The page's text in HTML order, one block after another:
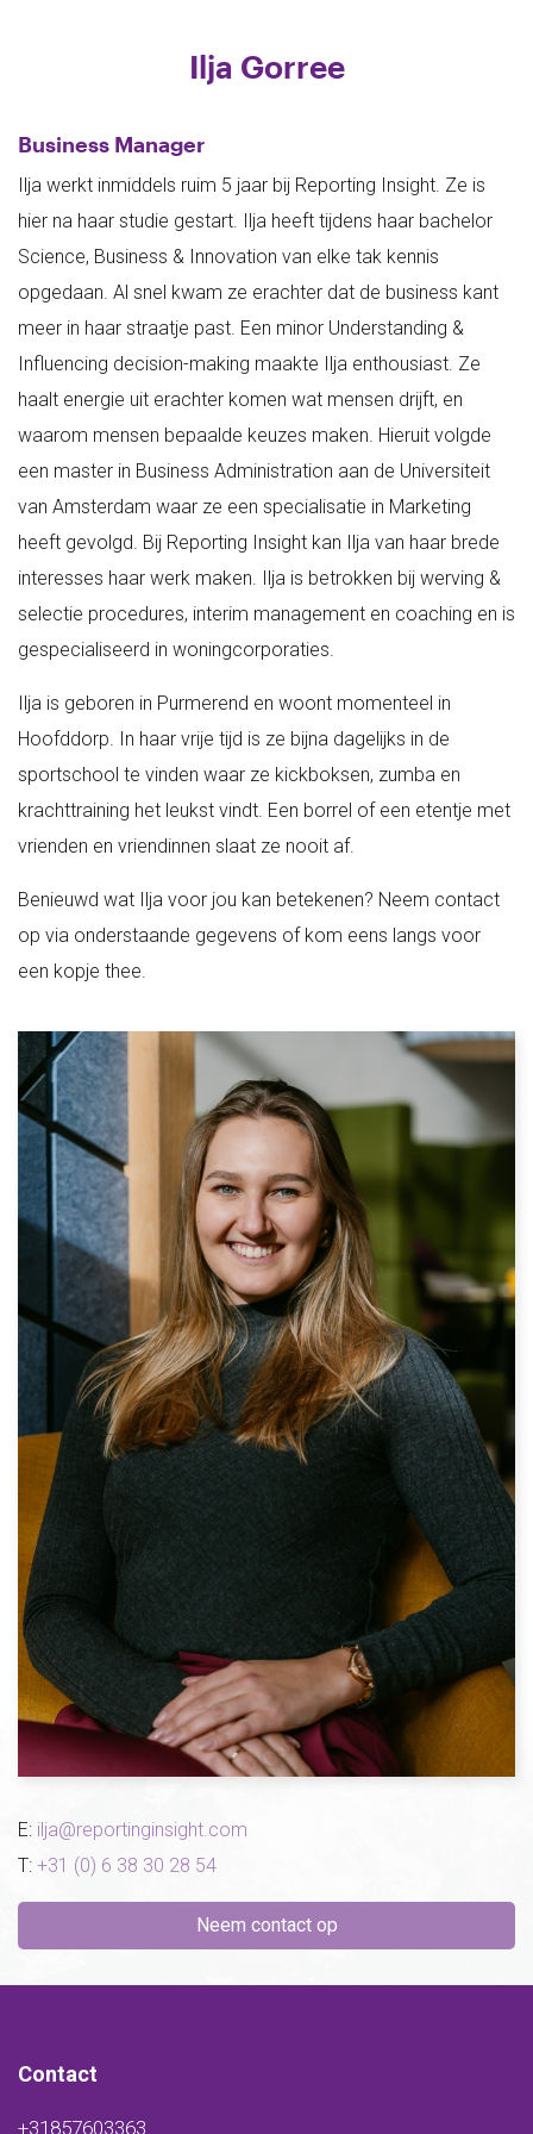
Ilja Gorree
Business Manager
Ilja werkt inmiddels ruim 5 jaar bij Reporting Insight. Ze is
hier na haar studie gestart. Ilja heeft tijdens haar bachelor
Science, Business & Innovation van elke tak kennis
opgedaan. Al snel kwam ze erachter dat de business kant
meer in haar straatje past. Een minor Understanding &
Influencing decision-making maakte Ilja enthousiast. Ze
haalt energie uit erachter komen wat mensen drijft, en
waarom mensen bepaalde keuzes maken. Hieruit volgde
een master in Business Administration aan de Universiteit
van Amsterdam waar ze een specialisatie in Marketing
heeft gevolgd. Bij Reporting Insight kan Ilja van haar brede
interesses haar werk maken. Ilja is betrokken bij werving &
selectie procedures, interim management en coaching en is
gespecialiseerd in woningcorporaties.
Ilja is geboren in Purmerend en woont momenteel in
Hoofddorp. In haar vrije tijd is ze bijna dagelijks in de
sportschool te vinden waar ze kickboksen, zumba en
krachttraining het leukst vindt. Een borrel of een etentje met
vrienden en vriendinnen slaat ze nooit af.
Benieuwd wat Ilja voor jou kan betekenen? Neem contact
op via onderstaande gegevens of kom eens langs voor
een kopje thee.
E: ilja@reportinginsight.com
T: +31 (0) 6 38 30 28 54
Neem contact op
Contact
+31857603363